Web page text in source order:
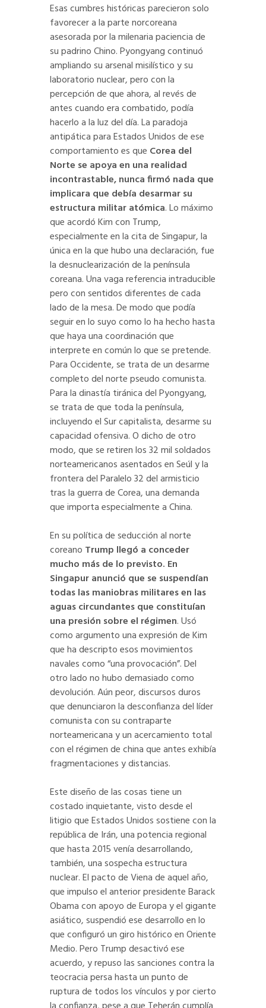
Esas cumbres históricas parecieron solo
favorecer a la parte norcoreana
asesorada por la milenaria paciencia de
su padrino Chino. Pyongyang continuó
ampliando su arsenal misilístico y su
laboratorio nuclear, pero con la
percepción de que ahora, al revés de
antes cuando era combatido, podía
hacerlo a la luz del día. La paradoja
antipática para Estados Unidos de ese
comportamiento es que Corea del
Norte se apoya en una realidad
incontrastable, nunca firmó nada que
implicara que debía desarmar su
estructura militar atómica. Lo máximo
que acordó Kim con Trump,
especialmente en la cita de Singapur, la
única en la que hubo una declaración, fue
la desnuclearización de la península
coreana. Una vaga referencia intraducible
pero con sentidos diferentes de cada
lado de la mesa. De modo que podía
seguir en lo suyo como lo ha hecho hasta
que haya una coordinación que
interprete en común lo que se pretende.
Para Occidente, se trata de un desarme
completo del norte pseudo comunista.
Para la dinastía tiránica del Pyongyang,
se trata de que toda la península,
incluyendo el Sur capitalista, desarme su
capacidad ofensiva. O dicho de otro
modo, que se retiren los 32 mil soldados
norteamericanos asentados en Seúl y la
frontera del Paralelo 32 del armisticio
tras la guerra de Corea, una demanda
que importa especialmente a China.
En su política de seducción al norte
coreano Trump llegó a conceder
mucho más de lo previsto. En
Singapur anunció que se suspendían
todas las maniobras militares en las
aguas circundantes que constituían
una presión sobre el régimen. Usó
como argumento una expresión de Kim
que ha descripto esos movimientos
navales como “una provocación”. Del
otro lado no hubo demasiado como
devolución. Aún peor, discursos duros
que denunciaron la desconfianza del líder
comunista con su contraparte
norteamericana y un acercamiento total
con el régimen de china que antes exhibía
fragmentaciones y distancias.
Este diseño de las cosas tiene un
costado inquietante, visto desde el
litigio que Estados Unidos sostiene con la
república de Irán, una potencia regional
que hasta 2015 venía desarrollando,
también, una sospecha estructura
nuclear. El pacto de Viena de aquel año,
que impulso el anterior presidente Barack
Obama con apoyo de Europa y el gigante
asiático, suspendió ese desarrollo en lo
que configuró un giro histórico en Oriente
Medio. Pero Trump desactivó ese
acuerdo, y repuso las sanciones contra la
teocracia persa hasta un punto de
ruptura de todos los vínculos y por cierto